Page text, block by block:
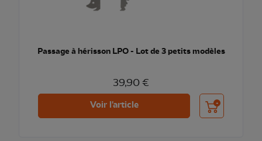
Passage à hérisson LPO - Lot de 3 petits modèles
39,90 €
Voir l'article Ajouter au